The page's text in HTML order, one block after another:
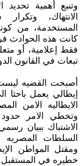
وتنبع أهمية تحديد
الانتهاك،
المستخدمة، من
كانت هذه الحوادث
فقط إعلامية، أو
تبعات في القانون
أصبحت القضيه
إيطالي يعمل باحثا
الايطاليه الامن
وتخطي الامر حدود
الاشتباك ببيان
السلطات المصريه
ومقتل المواطن
خطيره في المستقبل